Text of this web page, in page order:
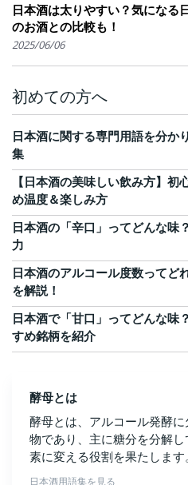
日本酒は太りやすい？気になる
のお酒との比較も！
2025/06/06
初めての方へ
日本酒に関する専門用語を分か
集
【日本酒の美味しい飲み方】
め温度＆楽しみ方
日本酒の「辛口」ってどんな味
力
日本酒のアルコール度数ってど
を解説！
日本酒で「甘口」ってどんな味
すめ銘柄を紹介
酵母とは
酵母とは、アルコール発酵
物であり、主に糖分を分解
素に変える役割を果たします
日本酒用語集を見る